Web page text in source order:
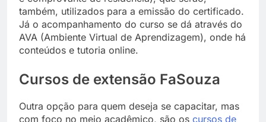
também, utilizados para a emissão do certificado.
Já o acompanhamento do curso se dá através do
AVA (Ambiente Virtual de Aprendizagem), onde há
conteúdos e tutoria online.
Cursos de extensão FaSouza
Outra opção para quem deseja se capacitar, mas
com foco no meio acadêmico, são os cursos de